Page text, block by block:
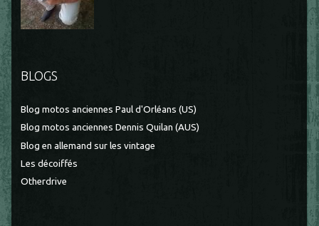
BLOGS
Blog motos anciennes Paul d'Orléans (US)
Blog motos anciennes Dennis Quilan (AUS)
Blog en allemand sur les vintage
Les décoiffés
Otherdrive